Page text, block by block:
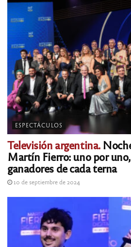
ESPECTÁCULOS
Televisión argentina.
Martín Fierro: uno por
ganadores de cada terna
10 de septiembre de 2024